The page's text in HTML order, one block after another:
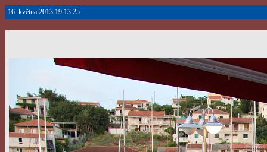
16. května 2013 19:13:25